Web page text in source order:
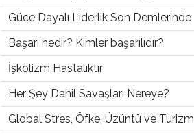
Güce Dayalı Liderlik Son Demlerinde
Başarı nedir? Kimler başarılıdır?
İşkolizm Hastalıktır
Her Şey Dahil Savaşları Nereye?
Global Stres, Öfke, Üzüntü ve Turizm